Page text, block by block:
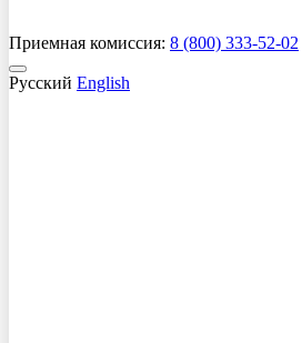
Приемная комиссия: 8 (800) 333-52-02
Русский English